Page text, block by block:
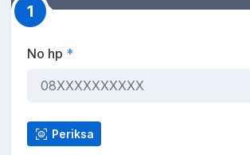
1
No hp *
Periksa